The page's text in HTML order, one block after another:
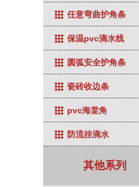
任意弯曲护角条
保温pvc滴水线
圆弧安全护角条
瓷砖收边条
pvc海棠角
防流挂滴水
其他系列